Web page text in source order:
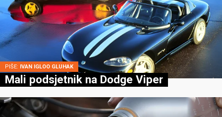
PIŠE: IVAN IGLOO GLUHAK
Mali podsjetnik na Dodge Viper